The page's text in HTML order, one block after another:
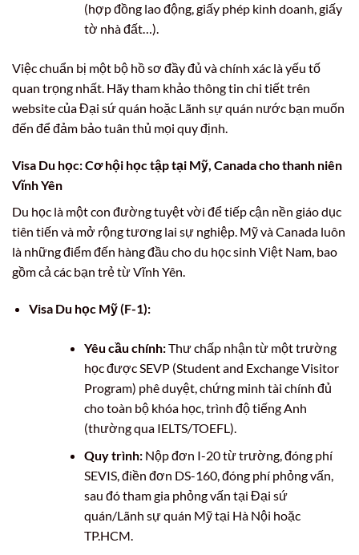
(hợp đồng lao động, giấy phép kinh doanh, giấy
tờ nhà đất…).
Việc chuẩn bị một bộ hồ sơ đầy đủ và chính xác là yếu tố
quan trọng nhất. Hãy tham khảo thông tin chi tiết trên
website của Đại sứ quán hoặc Lãnh sự quán nước bạn muốn
đến để đảm bảo tuân thủ mọi quy định.
Visa Du học: Cơ hội học tập tại Mỹ, Canada cho thanh niên
Vĩnh Yên
Du học là một con đường tuyệt vời để tiếp cận nền giáo dục
tiên tiến và mở rộng tương lai sự nghiệp. Mỹ và Canada luôn
là những điểm đến hàng đầu cho du học sinh Việt Nam, bao
gồm cả các bạn trẻ từ Vĩnh Yên.
Visa Du học Mỹ (F-1):
Yêu cầu chính:Thư chấp nhận từ một trường
học được SEVP (Student and Exchange Visitor
Program) phê duyệt, chứng minh tài chính đủ
cho toàn bộ khóa học, trình độ tiếng Anh
(thường qua IELTS/TOEFL).
Quy trình:Nộp đơn I-20 từ trường, đóng phí
SEVIS, điền đơn DS-160, đóng phí phỏng vấn,
sau đó tham gia phỏng vấn tại Đại sứ
quán/Lãnh sự quán Mỹ tại Hà Nội hoặc
TP.HCM.